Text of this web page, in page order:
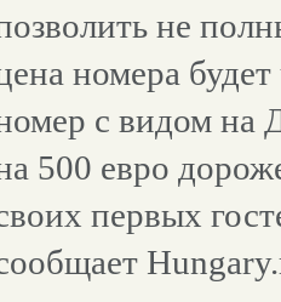
не
номера
с видом на
500 евро
первых